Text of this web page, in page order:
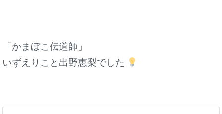
「かまぼこ伝道師」
いずえりこと出野恵梨でした